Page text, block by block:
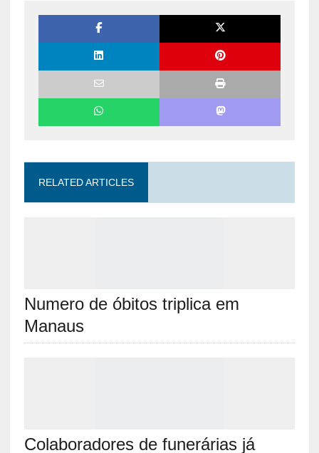
RELATED ARTICLES
Numero de óbitos triplica em
Manaus
Colaboradores de funerárias já